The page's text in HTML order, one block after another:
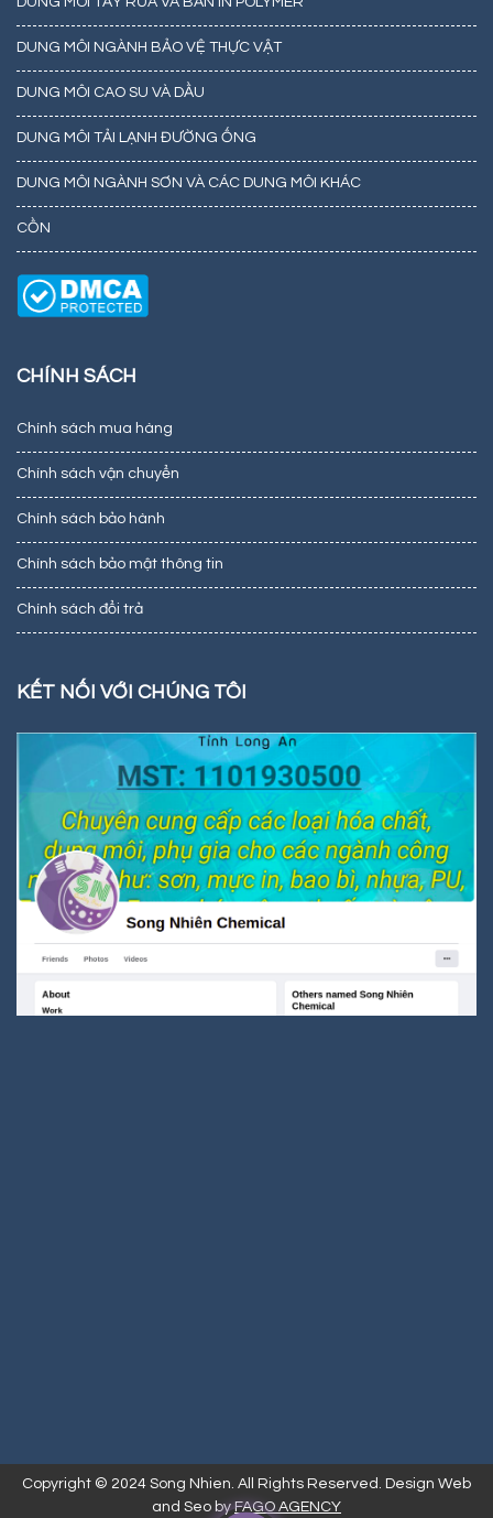
DUNG MÔI NGÀNH BẢO VỆ THỰC VẬT
DUNG MÔI CAO SU VÀ DẦU
DUNG MÔI TẢI LẠNH ĐƯỜNG ỐNG
DUNG MÔI NGÀNH SƠN VÀ CÁC DUNG MÔI KHÁC
CỒN
CHÍNH SÁCH
Chính sách mua hàng
Chính sách vận chuyển
Chính sách bảo hành
Chính sách bảo mật thông tin
Chính sách đổi trả
KẾT NỐI VỚI CHÚNG TÔI
Copyright © 2024 Song Nhien. All Rights Reserved. Design Web
and Seo byFAGO AGENCY